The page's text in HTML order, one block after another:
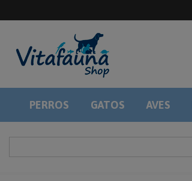
PERROS GATOS AVES